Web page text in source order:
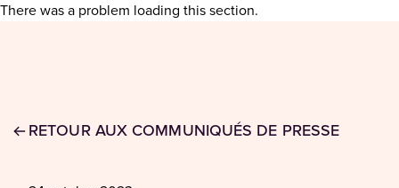
There was a problem loading this section.
RETOUR AUX COMMUNIQUÉS DE PRESSE